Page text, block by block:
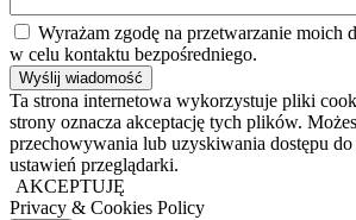
Wyrażam zgodę na przetwarzanie moich
w celu kontaktu bezpośredniego.
Ta strona internetowa wykorzystuje pliki
strony oznacza akceptację tych plików.
przechowywania lub uzyskiwania dostępu do
ustawień przeglądarki.
AKCEPTUJĘ
Privacy & Cookies Policy